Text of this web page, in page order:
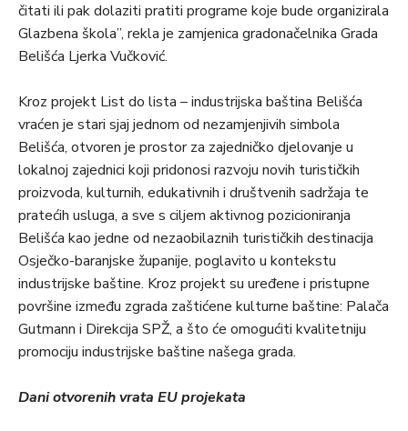
čitati ili pak dolaziti pratiti programe koje bude organizirala
Glazbena škola”, rekla je zamjenica gradonačelnika Grada
Belišća Ljerka Vučković.
Kroz projekt List do lista – industrijska baština Belišća
vraćen je stari sjaj jednom od nezamjenjivih simbola
Belišća, otvoren je prostor za zajedničko djelovanje u
lokalnoj zajednici koji pridonosi razvoju novih turističkih
proizvoda, kulturnih, edukativnih i društvenih sadržaja te
pratećih usluga, a sve s ciljem aktivnog pozicioniranja
Belišća kao jedne od nezaobilaznih turističkih destinacija
Osječko-baranjske županije, poglavito u kontekstu
industrijske baštine. Kroz projekt su uređene i pristupne
površine između zgrada zaštićene kulturne baštine: Palača
Gutmann i Direkcija SPŽ, a što će omogućiti kvalitetniju
promociju industrijske baštine našega grada.
Dani otvorenih vrata EU projekata